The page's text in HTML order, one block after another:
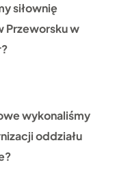
siłownię
Przeworsku w
wykonaliśmy
oddziału